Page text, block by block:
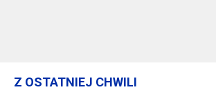
Z OSTATNIEJ CHWILI